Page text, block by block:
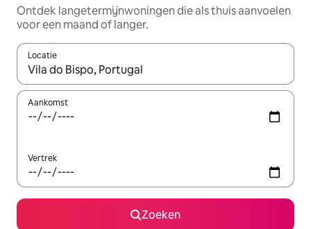
Ontdek langetermijnwoningen die als thuis aanvoelen
voor een maand of langer.
Locatie
Wanneer er resultaten beschikbaar zijn, maak je een keuze
Aankomst
Vertrek
Zoeken